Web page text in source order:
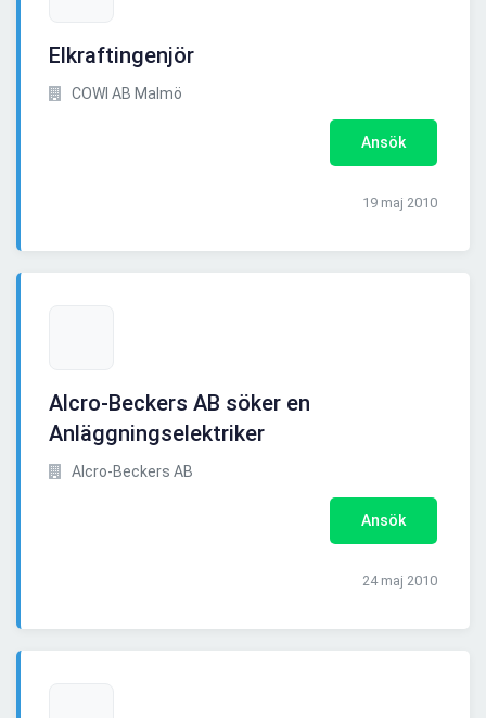
Elkraftingenjör
COWI AB Malmö
Ansök
19 maj 2010
Alcro-Beckers AB söker en
Anläggningselektriker
Alcro-Beckers AB
Ansök
24 maj 2010